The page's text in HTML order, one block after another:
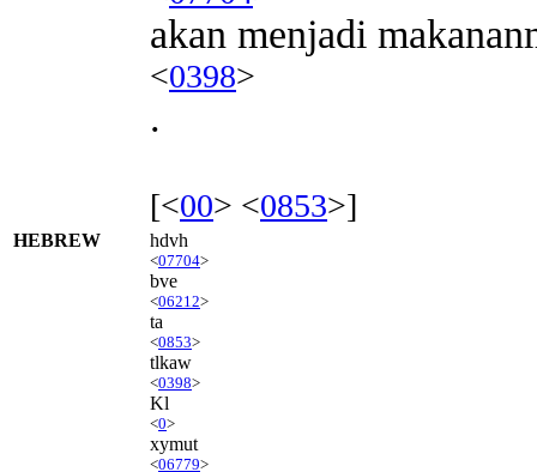
akan menjadi
<0398>
.
[<00> <0853>]
HEBREW hdvh
<07704>
bve
<06212>
ta
<0853>
tlkaw
<0398>
Kl
<0>
xymut
<06779>